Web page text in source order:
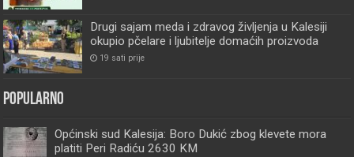
Drugi sajam meda i zdravog življenja u Kalesiji
okupio pčelare i ljubitelje domaćih proizvoda
19 sati prije
Popularno
Općinski sud Kalesija: Boro Dukić zbog klevete mora
platiti Peri Radiću 2630 KM